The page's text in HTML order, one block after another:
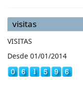
visitas
VISITAS
Desde 01/01/2014